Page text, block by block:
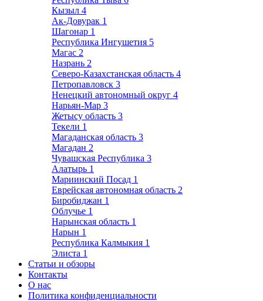
Кызыл 4
Ак-Довурак 1
Шагонар 1
Республика Ингушетия 5
Магас 2
Назрань 2
Северо-Казахстанская область 4
Петропавловск 3
Ненецкий автономный округ 4
Нарьян-Мар 3
Жетысу область 3
Текели 1
Магаданская область 3
Магадан 2
Чувашская Республика 3
Алатырь 1
Мариинский Посад 1
Еврейская автономная область 2
Биробиджан 1
Облучье 1
Нарынская область 1
Нарын 1
Республика Калмыкия 1
Элиста 1
Статьи и обзоры
Контакты
О нас
Политика конфиденциальности